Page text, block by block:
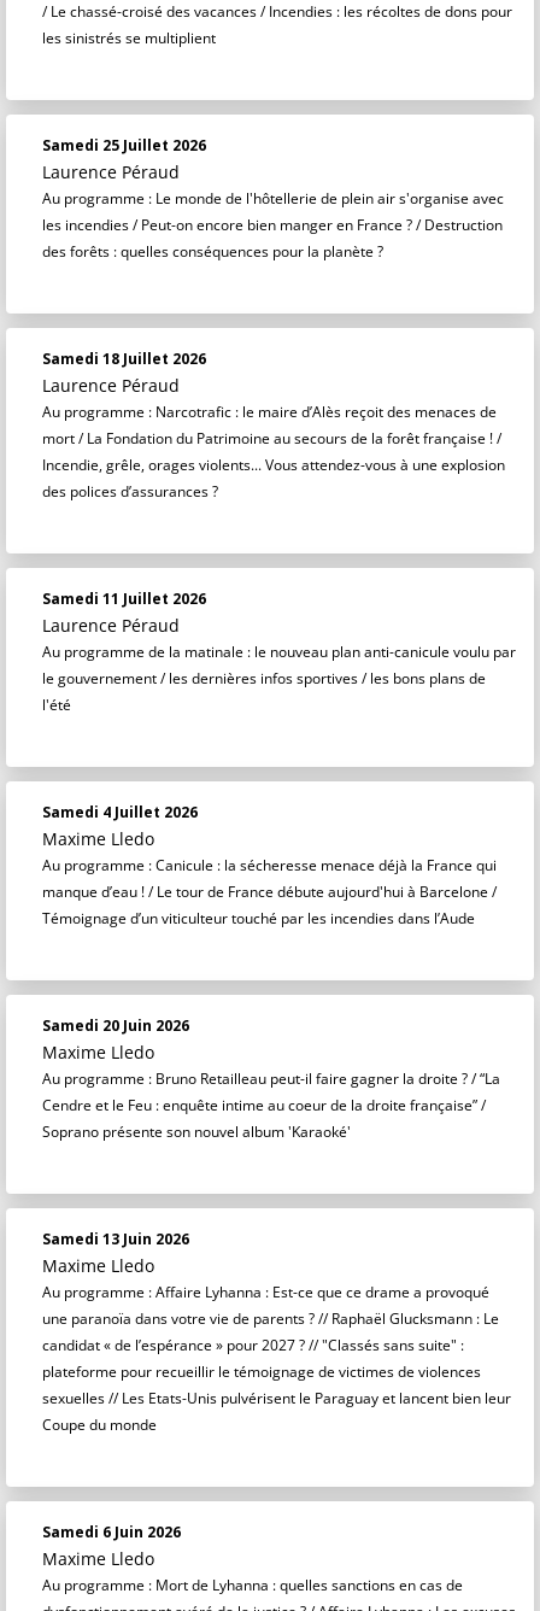
/ Le chassé-croisé des vacances / Incendies : les récoltes de dons pour
les sinistrés se multiplient
Samedi 25 Juillet 2026
Laurence Péraud
Au programme : Le monde de l'hôtellerie de plein air s'organise avec
les incendies / Peut-on encore bien manger en France ? / Destruction
des forêts : quelles conséquences pour la planète ?
Samedi 18 Juillet 2026
Laurence Péraud
Au programme : Narcotrafic : le maire d’Alès reçoit des menaces de
mort / La Fondation du Patrimoine au secours de la forêt française ! /
Incendie, grêle, orages violents... Vous attendez-vous à une explosion
des polices d’assurances ?
Samedi 11 Juillet 2026
Laurence Péraud
Au programme de la matinale : le nouveau plan anti-canicule voulu par
le gouvernement / les dernières infos sportives / les bons plans de
l'été
Samedi 4 Juillet 2026
Maxime Lledo
Au programme : Canicule : la sécheresse menace déjà la France qui
manque d’eau ! / Le tour de France débute aujourd'hui à Barcelone /
Témoignage d’un viticulteur touché par les incendies dans l’Aude
Samedi 20 Juin 2026
Maxime Lledo
Au programme : Bruno Retailleau peut-il faire gagner la droite ? / “La
Cendre et le Feu : enquête intime au coeur de la droite française” /
Soprano présente son nouvel album 'Karaoké'
Samedi 13 Juin 2026
Maxime Lledo
Au programme : Affaire Lyhanna : Est-ce que ce drame a provoqué
une paranoïa dans votre vie de parents ? // Raphaël Glucksmann : Le
candidat « de l’espérance » pour 2027 ? // "Classés sans suite" :
plateforme pour recueillir le témoignage de victimes de violences
sexuelles // Les Etats-Unis pulvérisent le Paraguay et lancent bien leur
Coupe du monde
Samedi 6 Juin 2026
Maxime Lledo
Au programme : Mort de Lyhanna : quelles sanctions en cas de